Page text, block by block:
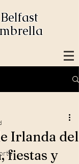
Irlanda del
fiestas y